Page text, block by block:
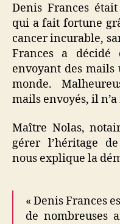
Denis Frances
qui a fait fortune
cancer incurable,
Frances a
envoyant des
monde.
mails envoyés, il
Maître Nolas,
gérer l’héritage
nous explique la
« Denis Frances
de nombreuses